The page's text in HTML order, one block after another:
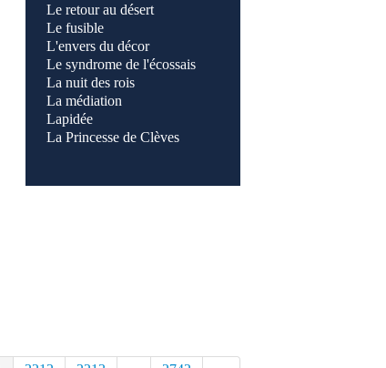
Le retour au désert
Le fusible
L'envers du décor
Le syndrome de l'écossais
La nuit des rois
La médiation
Lapidée
La Princesse de Clèves